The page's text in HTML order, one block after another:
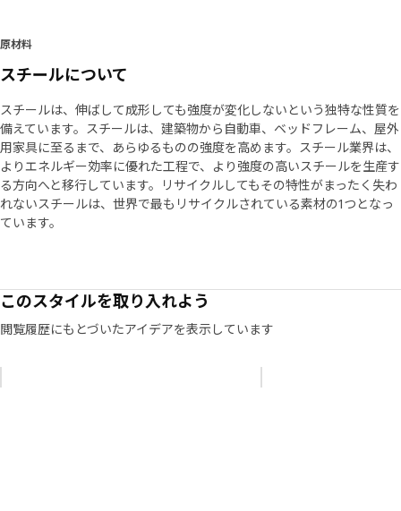
原材料
スチールについて
スチールは、伸ばして成形しても強度が変化しないという独特な性質を
備えています。スチールは、建築物から自動車、ベッドフレーム、屋外
用家具に至るまで、あらゆるものの強度を高めます。スチール業界は、
よりエネルギー効率に優れた工程で、より強度の高いスチールを生産す
る方向へと移行しています。リサイクルしてもその特性がまったく失わ
れないスチールは、世界で最もリサイクルされている素材の1つとなっ
ています。
このスタイルを取り入れよう
閲覧履歴にもとづいたアイデアを表示しています